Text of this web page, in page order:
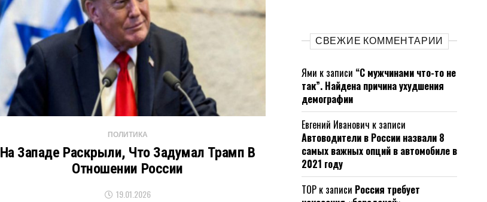
ПОЛИТИКА
На Западе Раскрыли, Что Задумал Трамп В
Отношении России
19.01.2026
СВЕЖИЕ КОММЕНТАРИИ
Ями к записи “С мужчинами что-то не
так”. Найдена причина ухудшения
демографии
Евгений Иванович к записи
Автоводители в России назвали 8
самых важных опций в автомобиле в
2021 году
ТОР к записи Россия требует